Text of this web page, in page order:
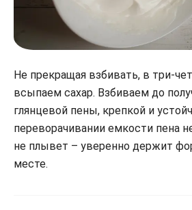
Не прекращая взбивать, в три-
всыпаем сахар. Взбиваем до
глянцевой пены, крепкой и
переворачивании емкости пена
не плывет – уверенно держит
месте.